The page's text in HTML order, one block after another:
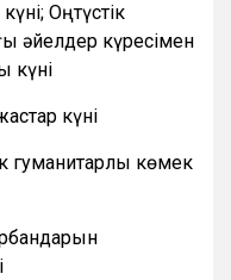
Оңтүстік
әйелдер күресімен
күні
күні
гуманитарлық көмек